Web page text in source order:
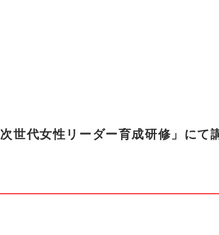
世代女性リーダー育成研修」にて